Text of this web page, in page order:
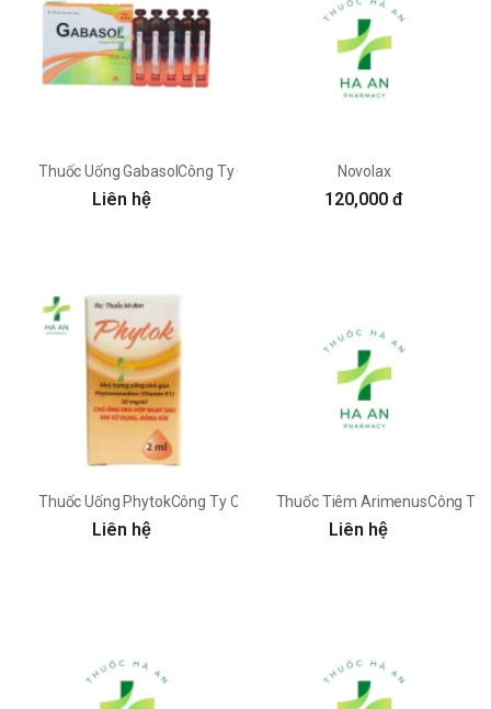
Thuốc Uống GabasolCông Ty Cổ Phần Dược Phẩm Cpc1 Hà Nội
Liên hệ
Novolax
120,000 đ
Thuốc Uống PhytokCông Ty Cổ Phần Dược Phẩm Cpc1 Hà Nội
Liên hệ
Thuốc Tiêm ArimenusCông Ty
Liên hệ